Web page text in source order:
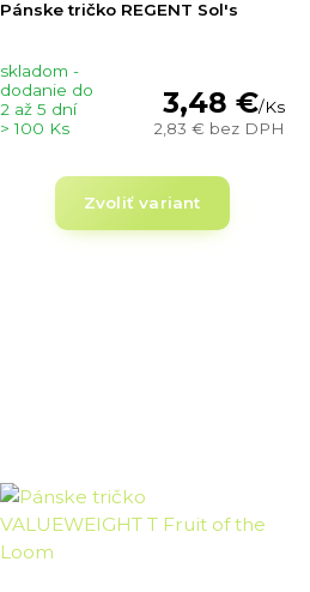
Pánske tričko REGENT Sol's
3,48 €/Ks
2,83 € bez DPH
skladom -
dodanie do
2 až 5 dní
> 100 Ks
Zvoliť variant